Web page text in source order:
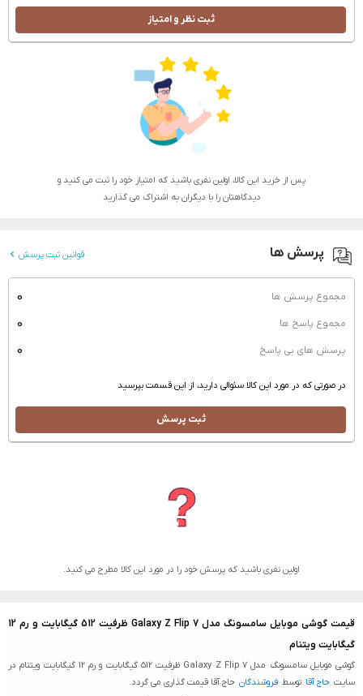
ثبت نظر و امتیاز
پس از خرید این کالا، اولین نفری باشید که امتیاز خود را ثبت می کنید و
دیدگاهتان را با دیگران به اشتراک می گذارید
پرسش ها قوانین ثبت پرسش
مجموع پرسش ها 0
مجموع پاسخ ها 0
پرسش های بی پاسخ 0
در صورتی که در مورد این کالا سئوالی دارید، از این قسمت بپرسید
ثبت پرسش
اولین نفری باشید که پرسش خود را در مورد این کالا مطرح می کنید.
قیمت گوشی موبایل سامسونگ مدل Galaxy Z Flip 7 ظرفیت 512 گیگابایت و رم 12
گیگابایت ویتنام
گوشی موبایل سامسونگ مدل Galaxy Z Flip 7 ظرفیت 512 گیگابایت و رم 12 گیگابایت ویتنام در
سایت حاج آقا توسط فروشندگان حاج آقا قیمت گذاری می گردد.